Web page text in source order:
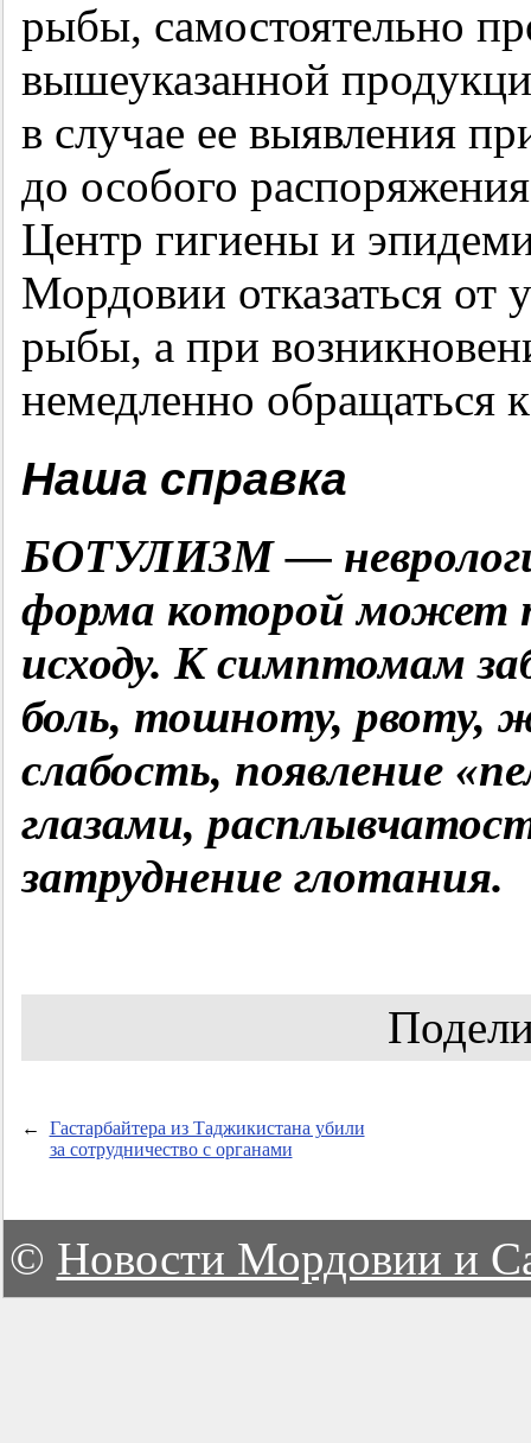
рыбы, самостоятельно
вышеуказанной
в случае ее выявления
до особого
Центр гигиены и
Мордовии отказаться от
рыбы, а при
немедленно обращаться
Наша справка
БОТУЛИЗМ —
форма которой может
исходу. К симптомам
боль, тошноту, рвоту,
слабость, появление
глазами,
затруднение глотания.
←
Гастарбайтера из Таджикистана убили
за сотрудничество с органами
© Новости Мордовии и